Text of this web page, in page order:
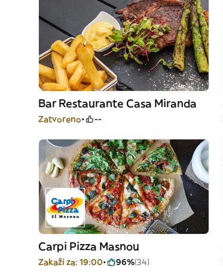
Bar Restaurante Casa Miranda
Zatvoreno --
Carpi Pizza Masnou
Zakaži za: 19:00 96%(34)